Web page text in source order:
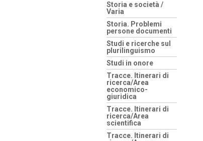
Storia e società /
Varia
Storia. Problemi
persone documenti
Studi e ricerche sul
plurilinguismo
Studi in onore
Tracce. Itinerari di
ricerca/Area
economico-
giuridica
Tracce. Itinerari di
ricerca/Area
scientifica
Tracce. Itinerari di